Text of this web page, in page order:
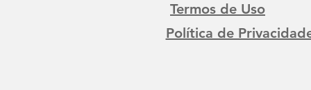
Termos de Uso
Política de